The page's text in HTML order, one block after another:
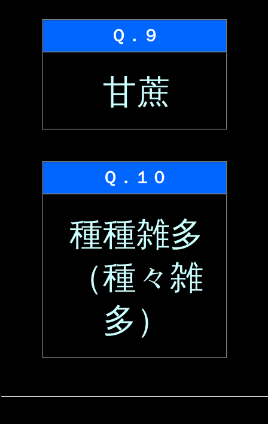
Ｑ．９
甘蔗
Ｑ．１０
種種雑多
（種々雑
多）